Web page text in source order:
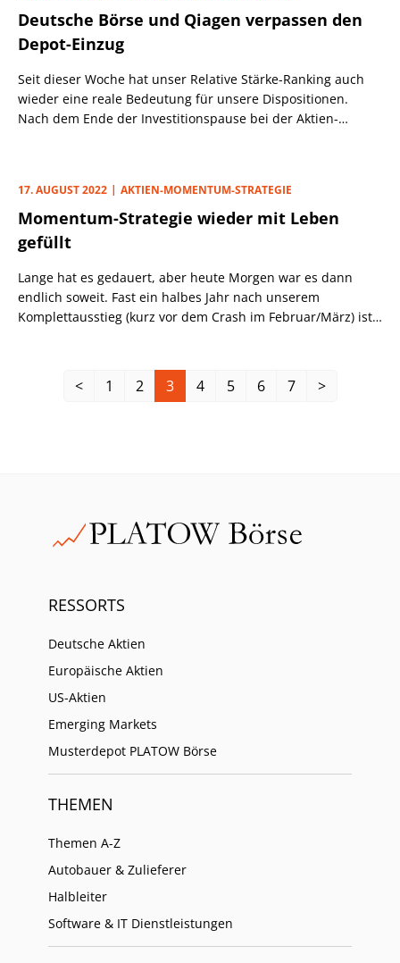
Deutsche Börse und Qiagen verpassen den
Depot-Einzug
Seit dieser Woche hat unser Relative Stärke-Ranking auch
wieder eine reale Bedeutung für unsere Dispositionen.
Nach dem Ende der Investitionspause bei der Aktien-
Aktien von Kontron (ehemals S&T) und Daimler Truck in
letzter Minuten noch entscheidend nach vorne arbeiten,
während Qiagen und die Deutsche Börse anders als in der
Vorwoche eine Top-10-Platzierung verpassten.
17. AUGUST 2022 AKTIEN-MOMENTUM-STRATEGIE
Momentum-Strategie wieder mit Leben
gefüllt
Lange hat es gedauert, aber heute Morgen war es dann
endlich soweit. Fast ein halbes Jahr nach unserem
Komplettausstieg (kurz vor dem Crash im Februar/März) ist
über seine 130-Tage-Linie deaktiviert worden. Seit heute
Morgen können wir daher wieder mit einigen Aktien
< 1 2 3 4 5 6 7 >
RESSORTS
Deutsche Aktien
Europäische Aktien
US-Aktien
Emerging Markets
Musterdepot PLATOW Börse
THEMEN
Themen A-Z
Autobauer & Zulieferer
Halbleiter
Software & IT Dienstleistungen